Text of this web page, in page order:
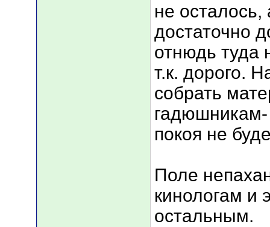
не
достаточно
отнюдь туда
т.к. дорого.
собрать
гадюшникам-
покоя не
Поле
кинологам и
остальным.